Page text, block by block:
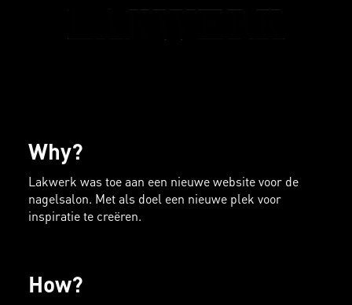
Why?
Lakwerk was toe aan een nieuwe website voor de
nagelsalon. Met als doel een nieuwe plek voor
inspiratie te creëren.
How?